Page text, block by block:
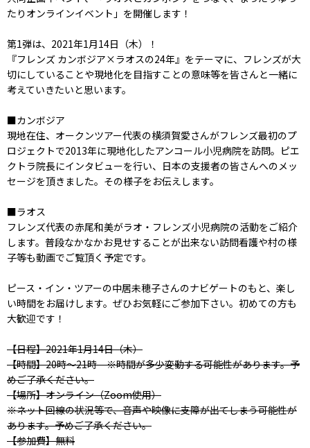
たりオンラインイベント」を開催します！
第1弾は、2021年1月14日（木）！
『フレンズ カンボジア×ラオスの24年』をテーマに、フレンズが大
切にしていることや現地化を目指すことの意味等を皆さんと一緒に
考えていきたいと思います。
■カンボジア
現地在住、オークンツアー代表の横須賀愛さんがフレンズ最初のプ
ロジェクトで2013年に現地化したアンコール小児病院を訪問。ピエ
クトラ院長にインタビューを行い、日本の支援者の皆さんへのメッ
セージを頂きました。その様子をお伝えします。
■ラオス
フレンズ代表の赤尾和美がラオ・フレンズ小児病院の活動をご紹介
します。普段なかなかお見せすることが出来ない訪問看護や村の様
子等も動画でご覧頂く予定です。
ピース・イン・ツアーの中居未穂子さんのナビゲートのもと、楽し
い時間をお届けします。ぜひお気軽にご参加下さい。初めての方も
大歓迎です！
【日程】2021年1月14日（木）
【時間】20時～21時 ※時間が多少変動する可能性があります。予
めご了承ください。
【場所】オンライン（Zoom使用）
※ネット回線の状況等で、音声や映像に支障が出てしまう可能性が
あります。予めご了承ください。
【参加費】無料